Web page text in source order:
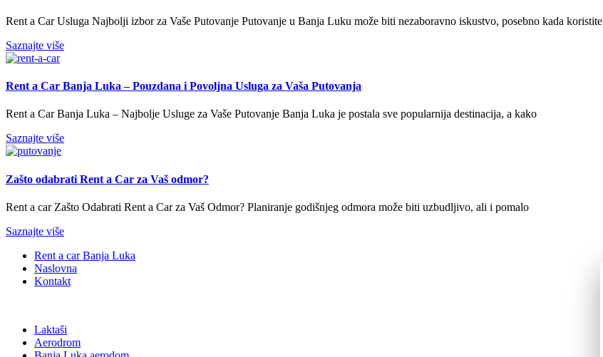
Rent a Car Usluga Najbolji izbor za Vaše Putovanje Putovanje u Banja Luku može biti nezaboravno iskustvo, posebno kada koristite
Saznajte više
Rent a Car Banja Luka – Pouzdana i Povolјna Usluga za Vaša Putovanja
Rent a Car Banja Luka – Najbolje Usluge za Vaše Putovanje Banja Luka je postala sve popularnija destinacija, a kako
Saznajte više
Zašto odabrati Rent a Car za Vaš odmor?
Rent a car Zašto Odabrati Rent a Car za Vaš Odmor? Planiranje godišnjeg odmora može biti uzbudljivo, ali i pomalo
Saznajte više
Rent a car Banja Luka
Naslovna
Kontakt
Laktaši
Aerodrom